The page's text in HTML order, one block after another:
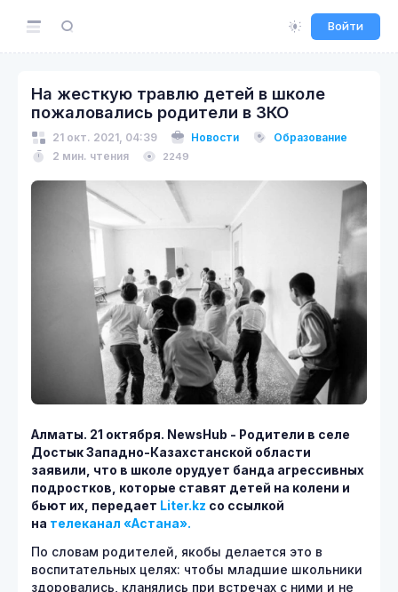
Войти
На жесткую травлю детей в школе
пожаловались родители в ЗКО
21 окт. 2021, 04:39 Новости
Образование
2 мин. чтения
2249
Алматы. 21 октября. NewsHub - Родители в селе
Достык Западно-Казахстанской области
заявили, что в школе орудует банда агрессивных
подростков, которые ставят детей на колени и
бьют их, передает Liter.kz со ссылкой
на телеканал «Астана».
По словам родителей, якобы делается это в
воспитательных целях: чтобы младшие школьники
здоровались, кланялись при встречах с ними и не